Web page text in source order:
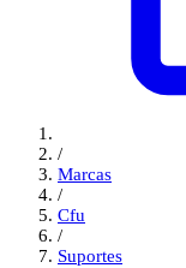
/
Marcas
/
Cfu
/
Suportes